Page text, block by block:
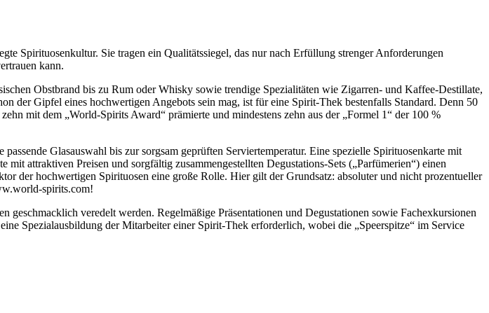
Spirituosenkultur. Sie tragen ein Qualitätssiegel, das nur nach Erfüllung strenger Anforderungen
kann.
Obstbrand bis zu Rum oder Whisky sowie trendige Spezialitäten wie Zigarren- und Kaffee-Destillate,
der Gipfel eines hochwertigen Angebots sein mag, ist für eine Spirit-Thek bestenfalls Standard. Denn 50
mit dem „World-Spirits Award“ prämierte und mindestens zehn aus der „Formel 1“ der 100 %
Glasauswahl bis zur sorgsam geprüften Serviertemperatur. Eine spezielle Spirituosenkarte mit
attraktiven Preisen und sorgfältig zusammengestellten Degustations-Sets („Parfümerien“) einen
der hochwertigen Spirituosen eine große Rolle. Hier gilt der Grundsatz: absoluter und nicht prozentueller
spirits.com!
veredelt werden. Regelmäßige Präsentationen und Degustationen sowie Fachexkursionen
Spezialausbildung der Mitarbeiter einer Spirit-Thek erforderlich, wobei die „Speerspitze“ im Service